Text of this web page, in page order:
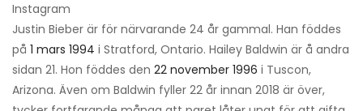
Instagram
Justin Bieber är för närvarande 24 år gammal. Han föddes
på 1 mars 1994 i Stratford, Ontario. Hailey Baldwin är å andra
sidan 21. Hon föddes den 22 november 1996 i Tuscon,
Arizona. Även om Baldwin fyller 22 år innan 2018 är över,